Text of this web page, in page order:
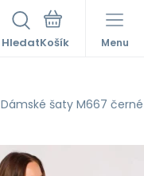
Hledat Menu
Dámské šaty M667